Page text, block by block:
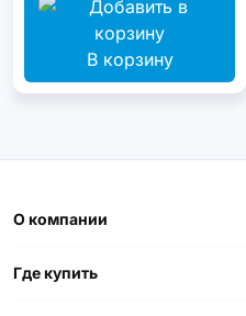
В корзину
О компании
Где купить